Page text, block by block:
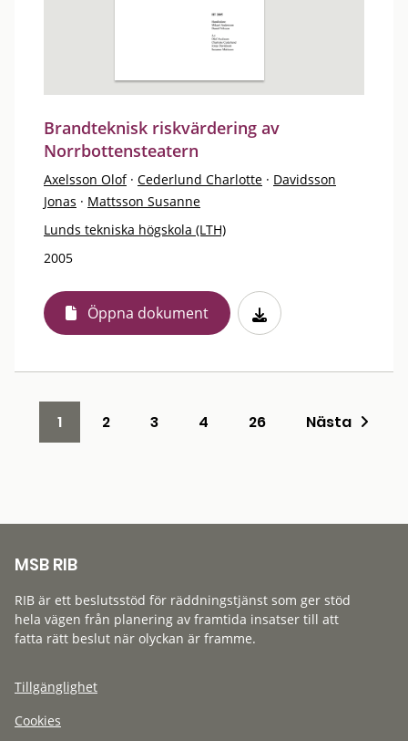
Brandteknisk riskvärdering av
Norrbottensteatern
Axelsson Olof · Cederlund Charlotte · Davidsson
Jonas · Mattsson Susanne
Lunds tekniska högskola (LTH)
2005
Öppna dokument
1 2 3 4 26 Nästa
MSB RIB
RIB är ett beslutsstöd för räddningstjänst som ger stöd
hela vägen från planering av framtida insatser till att
fatta rätt beslut när olyckan är framme.
Tillgänglighet
Cookies